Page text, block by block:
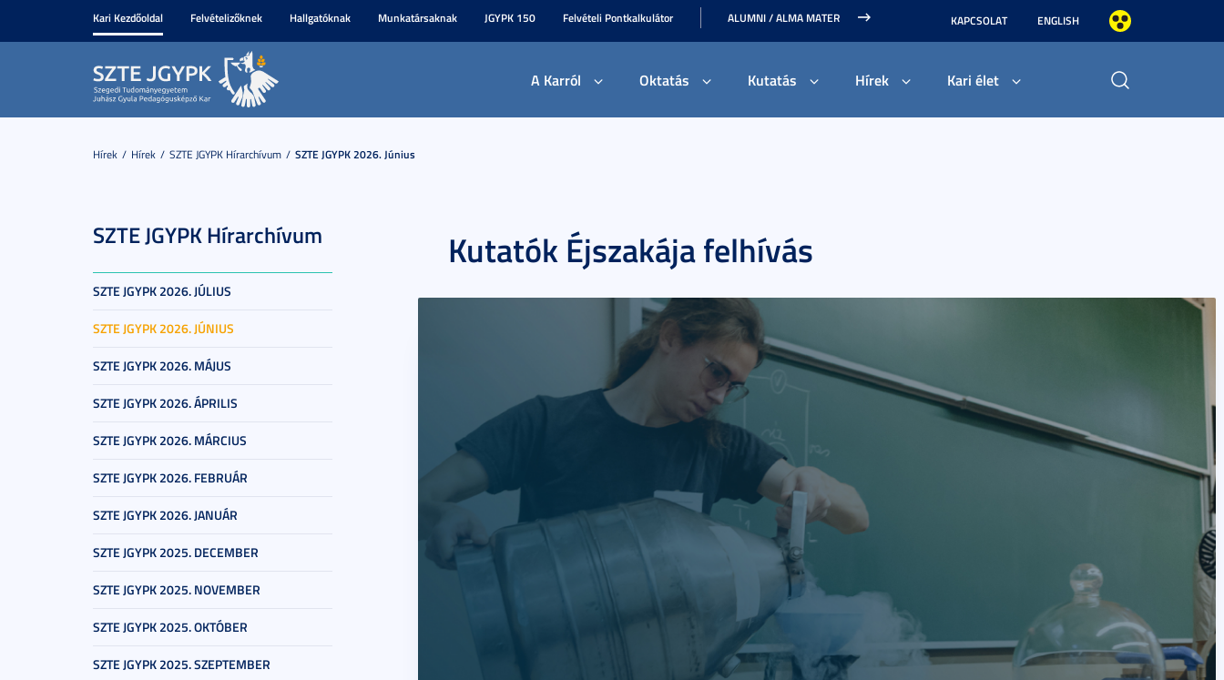
Kari Kezdőoldal Felvételizőknek Hallgatóknak Munkatársaknak JGYPK 150 Felvételi Pontkalkulátor ALUMNI / ALMA MATER KAPCSOLAT ENGLISH
A Karról Oktatás Kutatás Hírek Kari élet
Hírek Hírek SZTE JGYPK Hírarchívum SZTE JGYPK 2026. Június
SZTE JGYPK Hírarchívum
SZTE JGYPK 2026. JÚLIUS
SZTE JGYPK 2026. JÚNIUS
SZTE JGYPK 2026. MÁJUS
SZTE JGYPK 2026. ÁPRILIS
SZTE JGYPK 2026. MÁRCIUS
SZTE JGYPK 2026. FEBRUÁR
SZTE JGYPK 2026. JANUÁR
SZTE JGYPK 2025. DECEMBER
SZTE JGYPK 2025. NOVEMBER
SZTE JGYPK 2025. OKTÓBER
SZTE JGYPK 2025. SZEPTEMBER
Kutatók Éjszakája felhívás